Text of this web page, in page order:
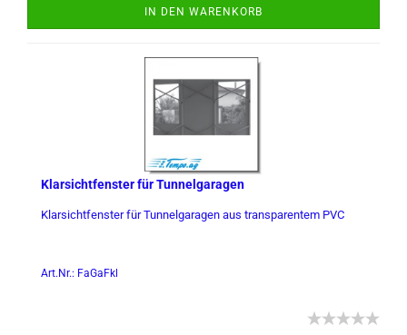
IN DEN WARENKORB
Klar­sicht­fens­ter für Tun­nel­ga­ra­gen
Klar­sicht­fens­ter für Tun­nel­ga­ra­gen aus trans­pa­ren­tem PVC
Art.Nr.: FaGaFkl